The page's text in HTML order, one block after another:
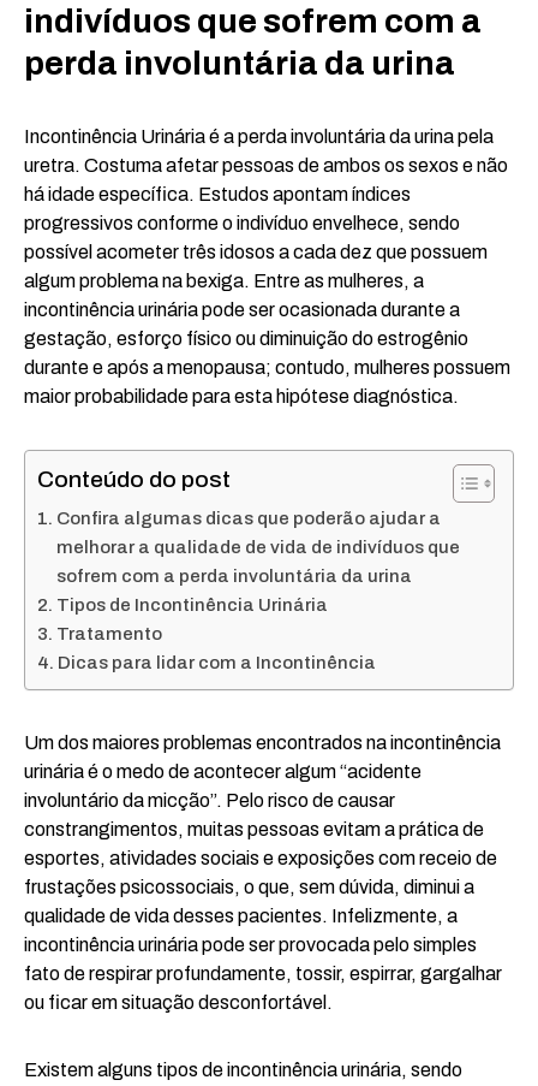
indivíduos que sofrem com a
perda involuntária da urina
Incontinência Urinária é a perda involuntária da urina pela
uretra. Costuma afetar pessoas de ambos os sexos e não
há idade específica. Estudos apontam índices
progressivos conforme o indivíduo envelhece, sendo
possível acometer três idosos a cada dez que possuem
algum problema na bexiga. Entre as mulheres, a
incontinência urinária pode ser ocasionada durante a
gestação, esforço físico ou diminuição do estrogênio
durante e após a menopausa; contudo, mulheres possuem
maior probabilidade para esta hipótese diagnóstica.
Conteúdo do post
Confira algumas dicas que poderão ajudar a
melhorar a qualidade de vida de indivíduos que
sofrem com a perda involuntária da urina
Tipos de Incontinência Urinária
Tratamento
Dicas para lidar com a Incontinência
Um dos maiores problemas encontrados na incontinência
urinária é o medo de acontecer algum “acidente
involuntário da micção”. Pelo risco de causar
constrangimentos, muitas pessoas evitam a prática de
esportes, atividades sociais e exposições com receio de
frustações psicossociais, o que, sem dúvida, diminui a
qualidade de vida desses pacientes. Infelizmente, a
incontinência urinária pode ser provocada pelo simples
fato de respirar profundamente, tossir, espirrar, gargalhar
ou ficar em situação desconfortável.
Existem alguns tipos de incontinência urinária, sendo